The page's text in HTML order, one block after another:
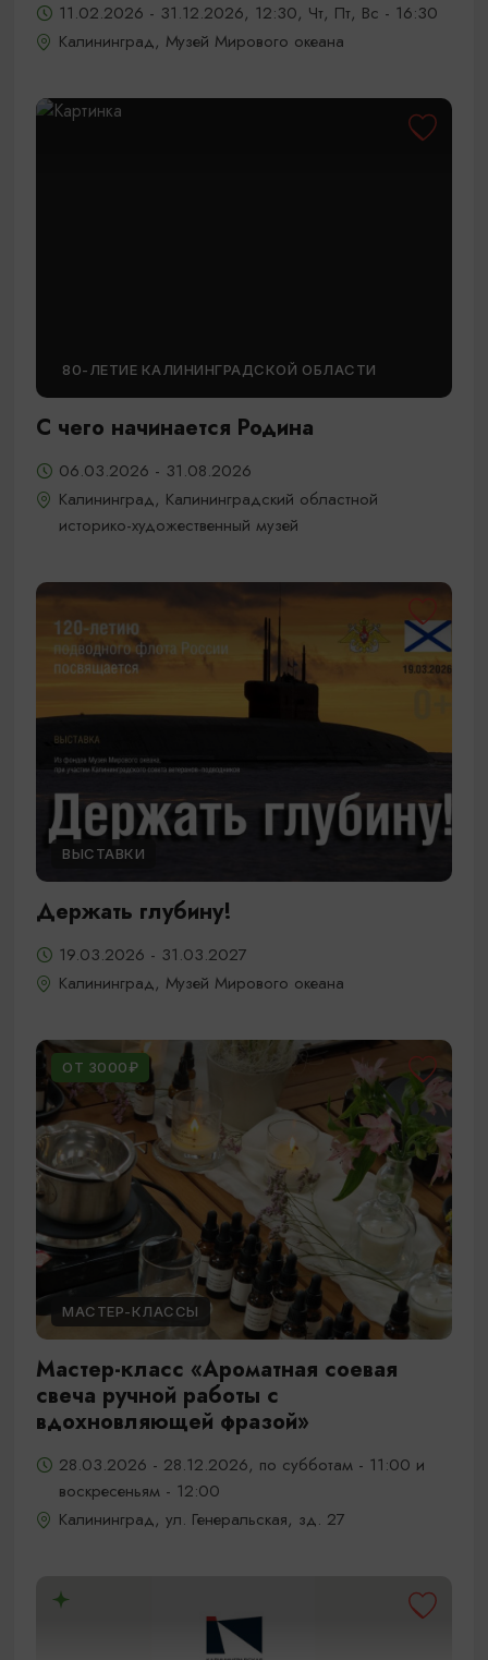
11.02.2026 - 31.12.2026, 12:30, Чт, Пт, Вс - 16:30
Калининград, Музей Мирового океана
80-ЛЕТИЕ КАЛИНИНГРАДСКОЙ ОБЛАСТИ
С чего начинается Родина
06.03.2026 - 31.08.2026
Калининград, Калининградский областной
историко-художественный музей
ВЫСТАВКИ
Держать глубину!
19.03.2026 - 31.03.2027
Калининград, Музей Мирового океана
ОТ 3000₽
МАСТЕР-КЛАССЫ
Мастер-класс «Ароматная соевая
свеча ручной работы с
вдохновляющей фразой»
28.03.2026 - 28.12.2026, по субботам - 11:00 и
воскресеньям - 12:00
Калининград, ул. Генеральская, зд. 27